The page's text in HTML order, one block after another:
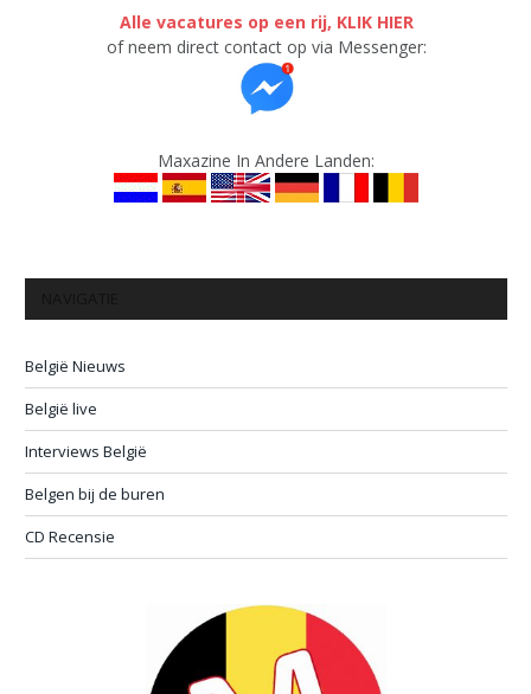
Alle vacatures op een rij, KLIK HIER
of neem direct contact op via Messenger:
Maxazine In Andere Landen:
België Nieuws
België live
Interviews België
Belgen bij de buren
CD Recensie